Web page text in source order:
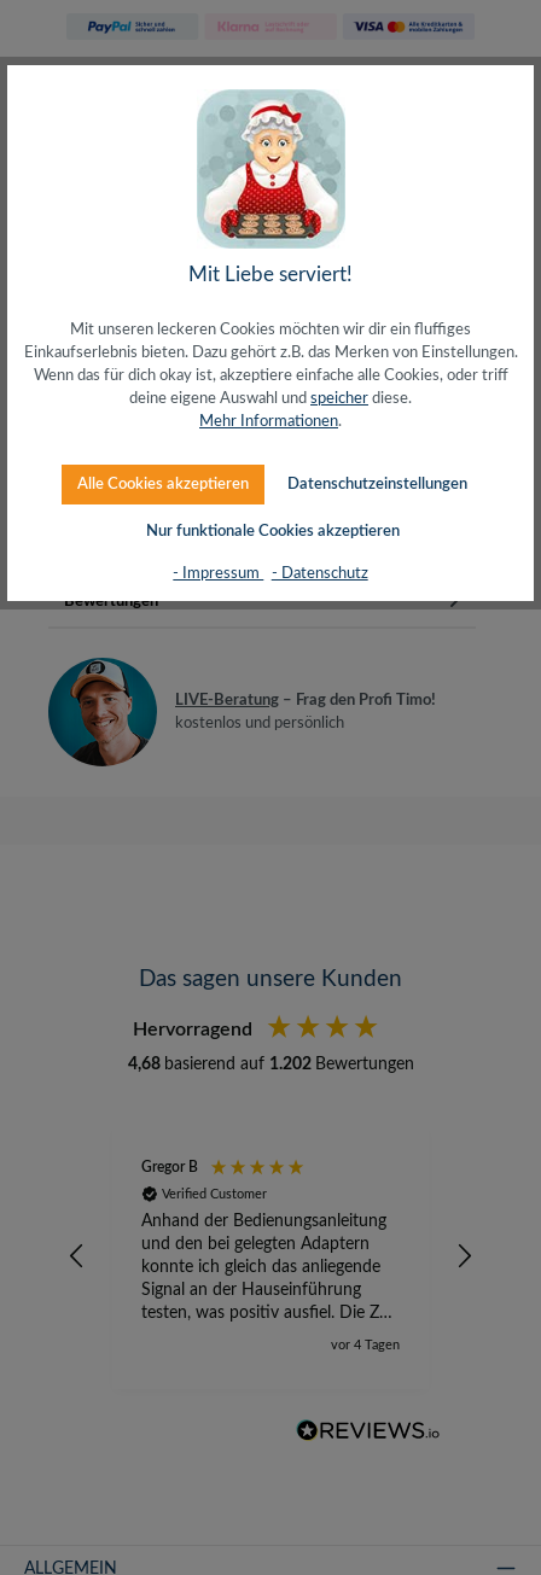
meist direkt aus Waiblingen
30 Tage Rückgaberecht
ohne Risiko bestellen
– Frag den Profi!
kostenlos und persönlich
Über 20+ Jahre Erfahrung
wir wissen von was wir sprechen
BiegeradiusGeeignet für 10-Gi…
Bewertungen
LIVE-Beratung – Frag den Profi Timo!
kostenlos und persönlich
Das sagen unsere Kunden
Hervorragend
4,68 basierend auf 1.202 Bewertungen
Gregor B
Verified Customer
Anhand der Bedienungsanleitung
und den bei gelegten Adaptern
konnte ich gleich das anliegende
Signal an der Hauseinführung
testen, was positiv ausfiel. Die Zeit
der Ungewissheit ist jetzt vorbei,
vor 4 Tagen
ALLGEMEIN
Mit Liebe serviert!
Mit unseren leckeren Cookies möchten wir dir ein fluffiges
Einkaufserlebnis bieten. Dazu gehört z.B. das Merken von Einstellungen.
Wenn das für dich okay ist, akzeptiere einfache alle Cookies, oder triff
deine eigene Auswahl und speicher diese.
Mehr Informationen.
Alle Cookies akzeptieren Datenschutzeinstellungen
Nur funktionale Cookies akzeptieren
- Impressum - Datenschutz